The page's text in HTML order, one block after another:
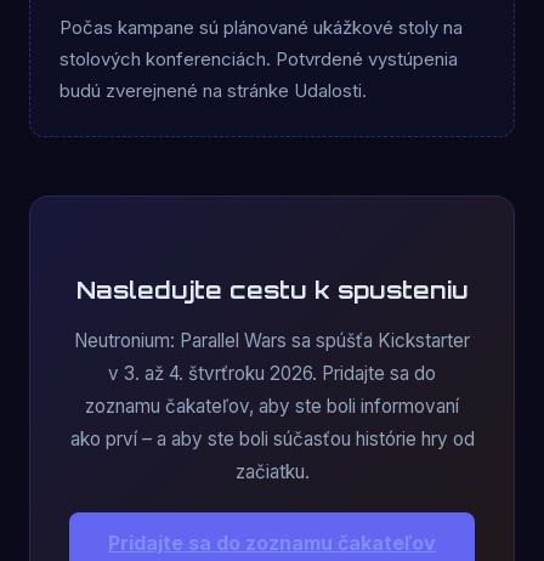
Počas kampane sú plánované ukážkové stoly na
stolových konferenciách. Potvrdené vystúpenia
budú zverejnené na stránke Udalosti.
Nasledujte cestu k spusteniu
Neutronium: Parallel Wars sa spúšťa Kickstarter
v 3. až 4. štvrťroku 2026. Pridajte sa do
zoznamu čakateľov, aby ste boli informovaní
ako prví – a aby ste boli súčasťou histórie hry od
začiatku.
Pridajte sa do zoznamu čakateľov